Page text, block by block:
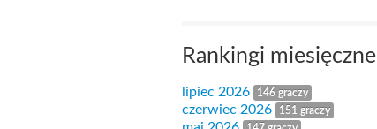
Rankingi miesięczne
lipiec 2026 146 graczy
czerwiec 2026 151 graczy